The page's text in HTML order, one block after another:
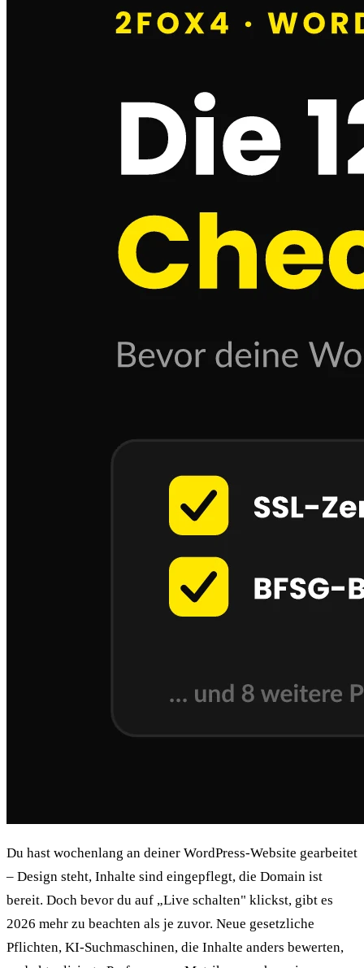
Du hast wochenlang an deiner WordPress-Website gearbeitet
– Design steht, Inhalte sind eingepflegt, die Domain ist
bereit. Doch bevor du auf „Live schalten" klickst, gibt es
2026 mehr zu beachten als je zuvor. Neue gesetzliche
Pflichten, KI-Suchmaschinen, die Inhalte anders bewerten,